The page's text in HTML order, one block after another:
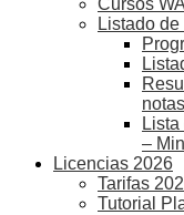
Cursos
Listado
–
Licencias 2026
Tarifas
Tutorial